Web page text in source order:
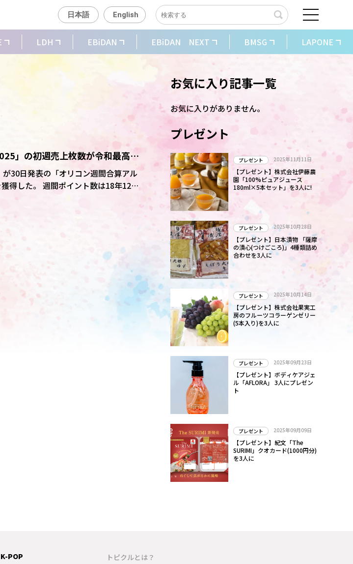
日本語 English
LDH EBiDAN EBiDAN NEXT BMSG LAPONE
」の初週売上枚数が令和最高記
30日発表の「オリコン週間合算アル
数は18年12月
ントを記録した。また同作は同日付
。
お気に入り記事一覧
お気に入りがありません。
プレゼント
プレゼント 2025年11月11日
【プレゼント】株式会社伊藤農
園「100%ピュアジュース
180ml×5本セット」を3人に!
プレゼント 2025年10月28日
【プレゼント】日本漬物 「薩摩
の漬心(つけごころ)」4種類詰め
合わせを3人に
プレゼント 2025年10月14日
【プレゼント】株式会社果実工
房のフルーツコラーゲンゼリー
(5本入り)を3人に
プレゼント 2025年09月23日
【プレゼント】ボディケアジェ
ル「AFLORA」 3人にプレゼン
ト
プレゼント 2025年09月09日
【プレゼント】紀文「The
SURIMI」クオカード(1000円分)
を3人に
K-POP
トピクルとは？